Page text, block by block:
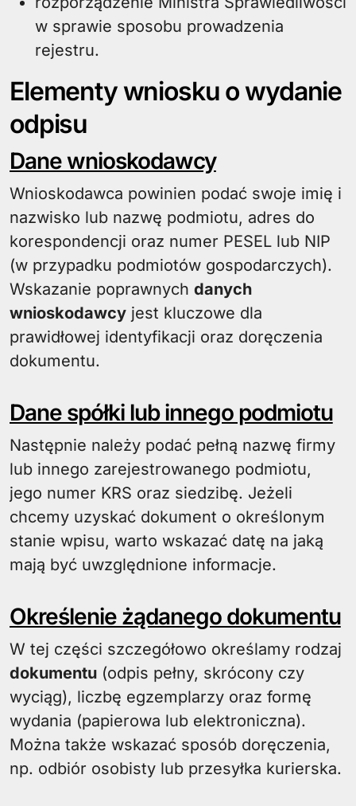
w sprawie sposobu prowadzenia
rejestru.
Elementy wniosku o wydanie
odpisu
Dane wnioskodawcy
Wnioskodawca powinien podać swoje imię i
nazwisko lub nazwę podmiotu, adres do
korespondencji oraz numer PESEL lub NIP
(w przypadku podmiotów gospodarczych).
Wskazanie poprawnych danych
wnioskodawcy jest kluczowe dla
prawidłowej identyfikacji oraz doręczenia
dokumentu.
Dane spółki lub innego podmiotu
Następnie należy podać pełną nazwę firmy
lub innego zarejestrowanego podmiotu,
jego numer KRS oraz siedzibę. Jeżeli
chcemy uzyskać dokument o określonym
stanie wpisu, warto wskazać datę na jaką
mają być uwzględnione informacje.
Określenie żądanego dokumentu
W tej części szczegółowo określamy rodzaj
dokumentu (odpis pełny, skrócony czy
wyciąg), liczbę egzemplarzy oraz formę
wydania (papierowa lub elektroniczna).
Można także wskazać sposób doręczenia,
np. odbiór osobisty lub przesyłka kurierska.